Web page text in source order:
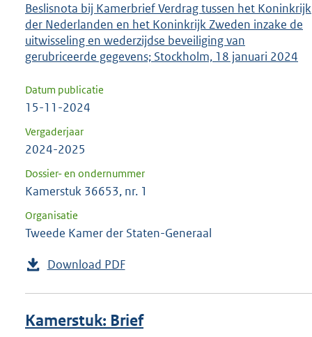
keuze
te
bevestigen.
Beslisnota bij Kamerbrief Verdrag tussen het Koninkrijk
der Nederlanden en het Koninkrijk Zweden inzake de
uitwisseling en wederzijdse beveiliging van
gerubriceerde gegevens; Stockholm, 18 januari 2024
Datum publicatie
15-11-2024
Vergaderjaar
2024-2025
Dossier- en ondernummer
Kamerstuk 36653, nr. 1
Organisatie
Tweede Kamer der Staten-Generaal
Download PDF
Kamerstuk: Brief